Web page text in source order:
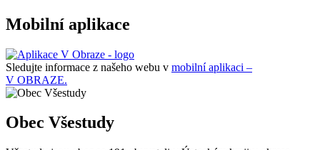
Mobilní aplikace
Sledujte informace z našeho webu v mobilní aplikaci –
V OBRAZE.
Obec Všestudy